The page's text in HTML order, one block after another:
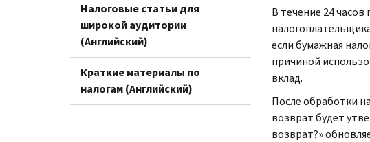
Налоговые статьи для
широкой аудитории
(Английский)
Краткие материалы по
налогам (Английский)
В течение 24
если бумажная
причиной
вклад.
После обработки
возврат будет
возврат?»